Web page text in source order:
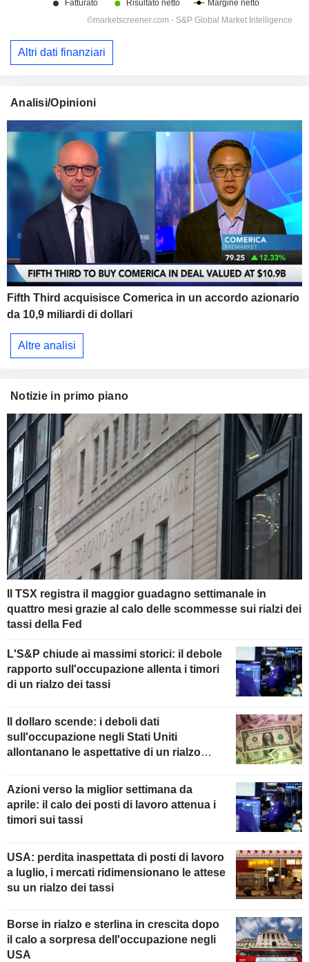
Altri dati finanziari
Analisi/Opinioni
Fifth Third acquisisce Comerica in un accordo azionario
da 10,9 miliardi di dollari
Altre analisi
Notizie in primo piano
Il TSX registra il maggior guadagno settimanale in
quattro mesi grazie al calo delle scommesse sui rialzi dei
tassi della Fed
L'S&P chiude ai massimi storici: il debole
rapporto sull'occupazione allenta i timori
di un rialzo dei tassi
Il dollaro scende: i deboli dati
sull'occupazione negli Stati Uniti
allontanano le aspettative di un rialzo
Azioni verso la miglior settimana da
aprile: il calo dei posti di lavoro attenua i
timori sui tassi
USA: perdita inaspettata di posti di lavoro
a luglio, i mercati ridimensionano le attese
su un rialzo dei tassi
Borse in rialzo e sterlina in crescita dopo
il calo a sorpresa dell'occupazione negli
USA